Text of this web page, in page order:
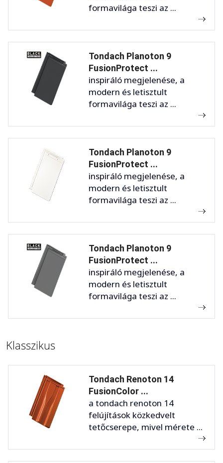
formavilága teszi az ...
Tondach Planoton 9
FusionProtect ...
inspiráló megjelenése, a
modern és letisztult
formavilága teszi az ...
Tondach Planoton 9
FusionProtect ...
inspiráló megjelenése, a
modern és letisztult
formavilága teszi az ...
Tondach Planoton 9
FusionProtect ...
inspiráló megjelenése, a
modern és letisztult
formavilága teszi az ...
Klasszikus
Tondach Renoton 14
FusionColor ...
a tondach renoton 14
felújítások közkedvelt
tetőcserepe, mivel mérete ...